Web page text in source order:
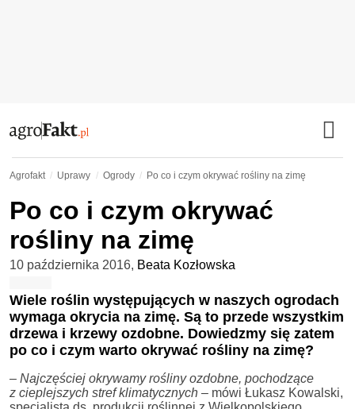
Agrofakt Uprawy Ogrody Po co i czym okrywać rośliny na zimę
Po co i czym okrywać
rośliny na zimę
10 października 2016, Beata Kozłowska
Wiele roślin występujących w naszych ogrodach
wymaga okrycia na zimę. Są to przede wszystkim
drzewa i krzewy ozdobne. Dowiedzmy się zatem
po co i czym warto okrywać rośliny na zimę?
– Najczęściej okrywamy rośliny ozdobne, pochodzące
z cieplejszych stref klimatycznych – mówi Łukasz Kowalski,